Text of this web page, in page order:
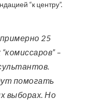
“к центру”.
–
помогать
выборах. Но